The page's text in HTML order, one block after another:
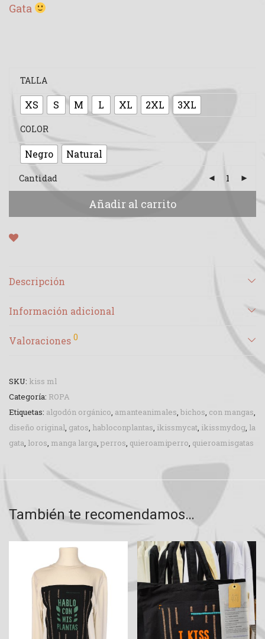
Gata
TALLA
XS S M L XL 2XL 3XL
COLOR
Negro Natural
Cantidad
Añadir al carrito
Descripción
Información adicional
Valoraciones 0
SKU: kiss ml
Categoría: ROPA
Etiquetas: algodón orgánico amanteanimales bichos con mangas
diseño original gatos habloconplantas ikissmycat ikissmydog la
gata loros manga larga perros quieroamiperro quieroamisgatas
También te recomendamos…